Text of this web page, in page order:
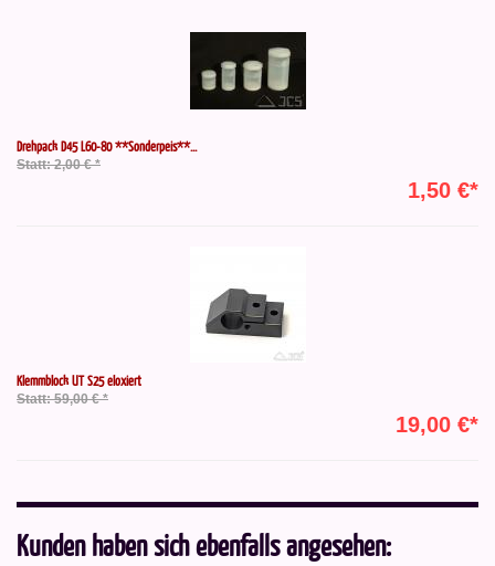
Drehpack D45 L60-80 **Sonderpeis**...
Statt: 2,00 € *
1,50 €*
Klemmblock UT S25 eloxiert
Statt: 59,00 € *
19,00 €*
Kunden haben sich ebenfalls angesehen: